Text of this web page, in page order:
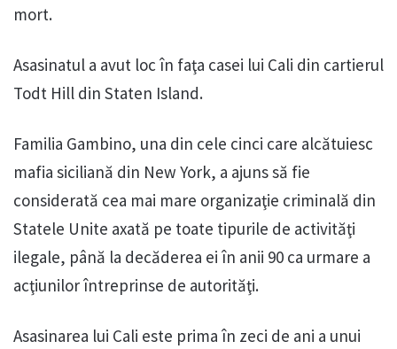
mort.
Asasinatul a avut loc în faţa casei lui Cali din cartierul
Todt Hill din Staten Island.
Familia Gambino, una din cele cinci care alcătuiesc
mafia siciliană din New York, a ajuns să fie
considerată cea mai mare organizaţie criminală din
Statele Unite axată pe toate tipurile de activităţi
ilegale, până la decăderea ei în anii 90 ca urmare a
acţiunilor întreprinse de autorităţi.
Asasinarea lui Cali este prima în zeci de ani a unui